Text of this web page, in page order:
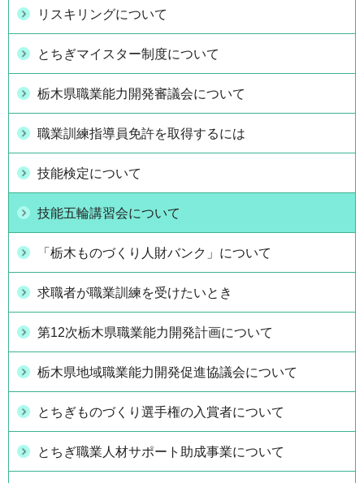
リスキリングについて
とちぎマイスター制度について
栃木県職業能力開発審議会について
職業訓練指導員免許を取得するには
技能検定について
技能五輪講習会について
「栃木ものづくり人財バンク」について
求職者が職業訓練を受けたいとき
第12次栃木県職業能力開発計画について
栃木県地域職業能力開発促進協議会について
とちぎものづくり選手権の入賞者について
とちぎ職業人材サポート助成事業について